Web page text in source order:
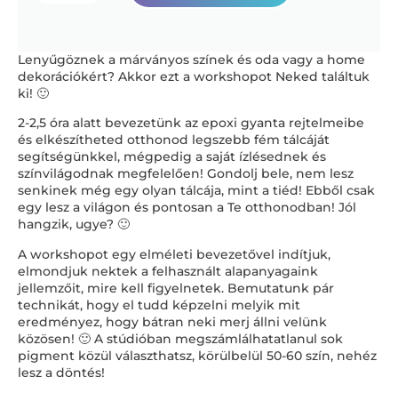
Lenyűgöznek a márványos színek és oda vagy a home
dekorációkért? Akkor ezt a workshopot Neked találtuk
ki! 🙂
2-2,5 óra alatt bevezetünk az epoxi gyanta rejtelmeibe
és elkészítheted otthonod legszebb fém tálcáját
segítségünkkel, mégpedig a saját ízlésednek és
színvilágodnak megfelelően! Gondolj bele, nem lesz
senkinek még egy olyan tálcája, mint a tiéd! Ebből csak
egy lesz a világon és pontosan a Te otthonodban! Jól
hangzik, ugye? 🙂
A workshopot egy elméleti bevezetővel indítjuk,
elmondjuk nektek a felhasznált alapanyagaink
jellemzőit, mire kell figyelnetek. Bemutatunk pár
technikát, hogy el tudd képzelni melyik mit
eredményez, hogy bátran neki merj állni velünk
közösen! 🙂 A stúdióban megszámlálhatatlanul sok
pigment közül választhatsz, körülbelül 50-60 szín, nehéz
lesz a döntés!